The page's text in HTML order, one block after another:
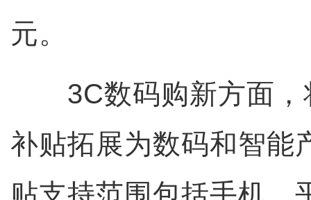
元。
3C数码购新方面，
补贴拓展为数码和智能
贴支持范围包括手机、